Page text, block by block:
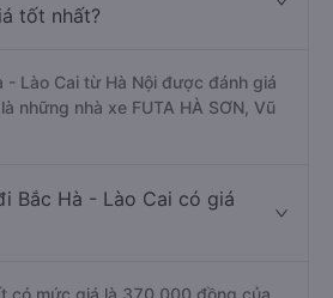
tốt nhất?
- Lào Cai từ Hà Nội được đánh giá
những nhà xe FUTA HÀ SƠN, Vũ
Bắc Hà - Lào Cai có giá
có mức giá là 370.000 đồng của